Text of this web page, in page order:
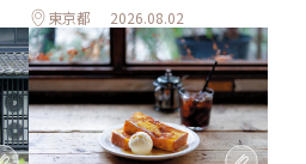
東京都 2026.08.02